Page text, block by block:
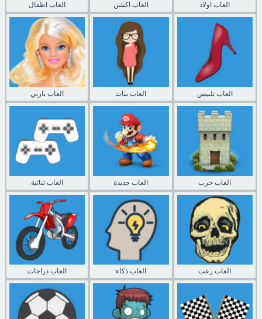
العاب اطفال العاب اكشن العاب اولاد
العاب باربي العاب بنات العاب تلبيس
العاب ثنائية العاب جديدة العاب حرب
العاب دراجات العاب ذكاء العاب رعب